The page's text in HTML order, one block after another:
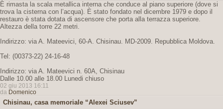
È rimasta la scala metallica interna che conduce al piano superiore (dove si
trova la cisterna con l’acqua). È stato fondato nel dicembre 1979 e dopo il
restauro è stata dotata di ascensore che porta alla terrazza superiore.
Altezza della torre 22 metri.
Indirizzo: via A. Mateevici, 60-A. Chisinau. MD-2009. Repubblica Moldova.
Tel: (00373-22) 24-16-48
Indirizzo: via A. Mateevici n. 60A, Chisinau
Dalle 10.00 alle 18.00 Lunedi chiuso
02 giu 2013 16:11
da Domenico
Chisinau, casa memoriale “Alexei Sciusev”